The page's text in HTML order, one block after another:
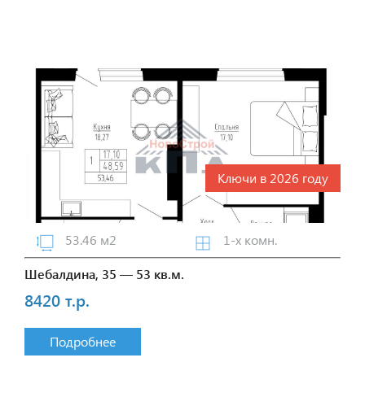
Ключи в 2026 году
53.46 м2
1-х комн.
Шебалдина, 35 — 53 кв.м.
8420 т.р.
Подробнее